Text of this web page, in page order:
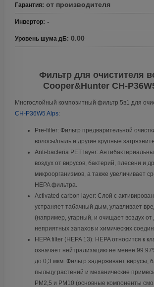
Гарантия: от производителя
Инвертор: -
Уровень шума дБ: 0.00
Фильтр для очистителя
Cooper&Hunter CH-
Многослойный композитный фильтр 5в1 для
CH-P36W5 Alps:
Pre-filter: Фильтр предварительной
волосы/пыль и другие крупные
Anti-bacteria PET layer:
воздух от вирусов, бактерий, плесени и
микроорганизмов, а также увеличивает
HEPA фильтра.
Activated carbon layer: Слой с
устраняет табачный дым, улавливает
(например, угарный, и очищает воздух от
неприятных запахов и химических
HEPA filter (HEPA 13): HEPA относится к
означает нейтрализацию не менее
до 0,3 мкм. Фильтр задерживает вирусы,
пыльцу растений и механические
PM2,5 и PM10 (основные компоненты